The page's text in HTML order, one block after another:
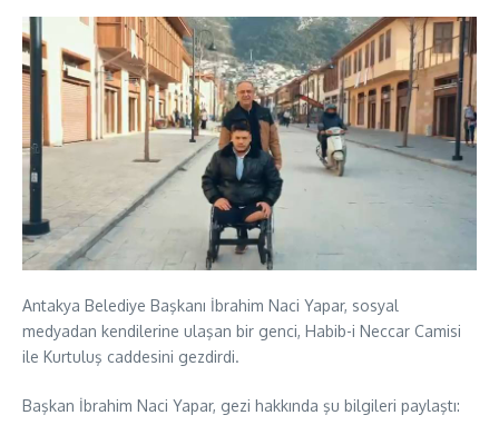
Antakya Belediye Başkanı İbrahim Naci Yapar, sosyal
medyadan kendilerine ulaşan bir genci, Habib-i Neccar Camisi
ile Kurtuluş caddesini gezdirdi.
Başkan İbrahim Naci Yapar, gezi hakkında şu bilgileri paylaştı: